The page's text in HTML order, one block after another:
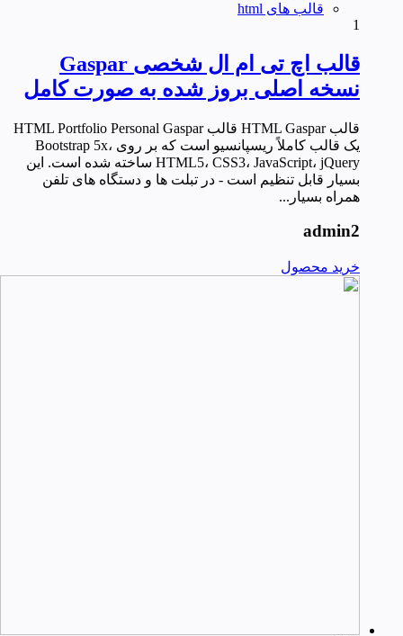
قالب های html
1
قالب اچ تی ام ال شخصی Gaspar
نسخه اصلی بروز شده به صورت کامل
قالب HTML Gaspar قالب HTML Portfolio Personal Gaspar
یک قالب کاملاً ریسپانسیو است که بر روی Bootstrap 5x،
HTML5، CSS3، JavaScript، jQuery ساخته شده است. این
بسیار قابل تنظیم است - در تبلت ها و دستگاه های تلفن
همراه بسیار...
admin2
خرید محصول